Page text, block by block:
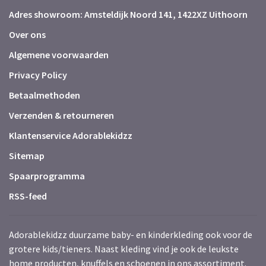
Adres showroom: Amsteldijk Noord 141, 1422XZ Uithoorn
Over ons
Algemene voorwaarden
Privacy Policy
Betaalmethoden
Verzenden & retourneren
Klantenservice Adorablekidzz
Sitemap
Spaarprogramma
RSS-feed
Adorablekidzz duurzame baby- en kinderkleding ook voor de
grotere kids/tieners. Naast kleding vind je ook de leukste
home producten, knuffels en schoenen in ons assortiment.